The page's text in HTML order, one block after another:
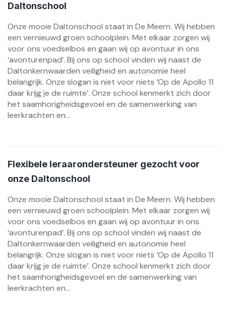
Daltonschool
Onze mooie Daltonschool staat in De Meern. Wij hebben
een vernieuwd groen schoolplein. Met elkaar zorgen wij
voor ons voedselbos en gaan wij op avontuur in ons
‘avonturenpad’. Bij ons op school vinden wij naast de
Daltonkernwaarden veiligheid en autonomie heel
belangrijk. Onze slogan is niet voor niets ‘Op de Apollo 11
daar krijg je de ruimte’. Onze school kenmerkt zich door
het saamhorigheidsgevoel en de samenwerking van
leerkrachten en...
Flexibele leraarondersteuner gezocht voor
onze Daltonschool
Onze mooie Daltonschool staat in De Meern. Wij hebben
een vernieuwd groen schoolplein. Met elkaar zorgen wij
voor ons voedselbos en gaan wij op avontuur in ons
‘avonturenpad’. Bij ons op school vinden wij naast de
Daltonkernwaarden veiligheid en autonomie heel
belangrijk. Onze slogan is niet voor niets ‘Op de Apollo 11
daar krijg je de ruimte’. Onze school kenmerkt zich door
het saamhorigheidsgevoel en de samenwerking van
leerkrachten en...